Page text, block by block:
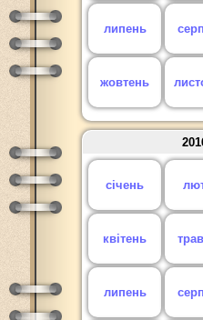
липень
жовтень
січень
квітень
липень